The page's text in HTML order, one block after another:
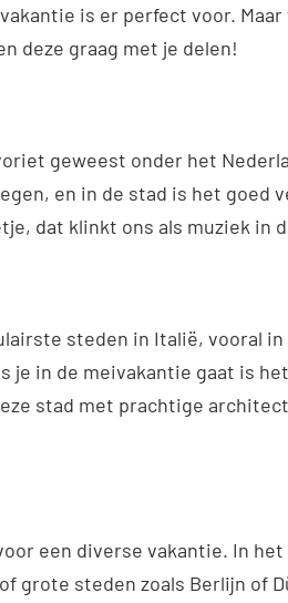
is er perfect voor.
deze graag met je delen!
geweest onder het
en in de stad is het goed
dat klinkt ons als muziek in
steden in Italië, vooral
je in de meivakantie gaat is
stad met prachtige
een diverse vakantie. In
grote steden zoals Berlijn of